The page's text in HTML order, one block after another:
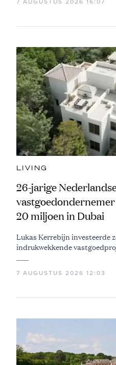
7 AUGUSTUS 2026 16:07
LIVING
26-jarige
20 miljoen in Dubai
Lukas Kerrebijn investeerde
indrukwekkende
7 AUGUSTUS 2026 12:03